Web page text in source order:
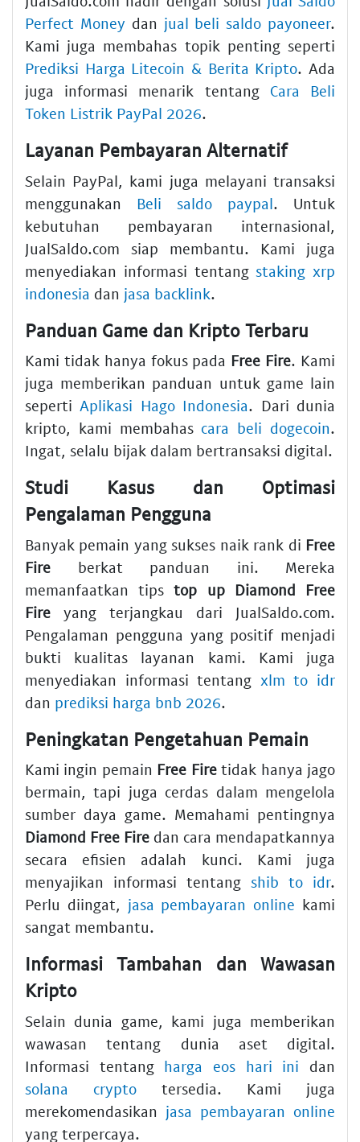
Perfect Money dan jual beli saldo payoneer.
Kami juga membahas topik penting seperti
Prediksi Harga Litecoin & Berita Kripto. Ada
juga informasi menarik tentang Cara Beli
Token Listrik PayPal 2026.
Layanan Pembayaran Alternatif
Selain PayPal, kami juga melayani transaksi
menggunakan Beli saldo paypal. Untuk
kebutuhan pembayaran internasional,
JualSaldo.com siap membantu. Kami juga
menyediakan informasi tentangstaking xrp
indonesia dan jasa backlink.
Panduan Game dan Kripto Terbaru
Kami tidak hanya fokus pada Free Fire. Kami
juga memberikan panduan untuk game lain
seperti Aplikasi Hago Indonesia. Dari dunia
kripto, kami membahas cara beli dogecoin.
Ingat, selalu bijak dalam bertransaksi digital.
Studi Kasus dan Optimasi
Pengalaman Pengguna
Banyak pemain yang sukses naik rank di Free
Fire berkat panduan ini. Mereka
memanfaatkan tipstop up Diamond Free
Fire yang terjangkau dari JualSaldo.com.
Pengalaman pengguna yang positif menjadi
bukti kualitas layanan kami. Kami juga
menyediakan informasi tentang xlm to idr
dan prediksi harga bnb 2026.
Peningkatan Pengetahuan Pemain
Kami ingin pemain Free Firetidak hanya jago
bermain, tapi juga cerdas dalam mengelola
sumber daya game. Memahami pentingnya
Diamond Free Fire dan cara mendapatkannya
secara efisien adalah kunci. Kami juga
menyajikan informasi tentang shib to idr.
Perlu diingat, jasa pembayaran online kami
sangat membantu.
Informasi Tambahan dan Wawasan
Kripto
Selain dunia game, kami juga memberikan
wawasan tentang dunia aset digital.
Informasi tentang harga eos hari ini dan
solana crypto tersedia. Kami juga
merekomendasikan jasa pembayaran online
yang terpercaya.